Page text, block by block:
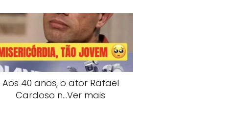
Aos 40 anos, o ator Rafael
Cardoso n…Ver mais